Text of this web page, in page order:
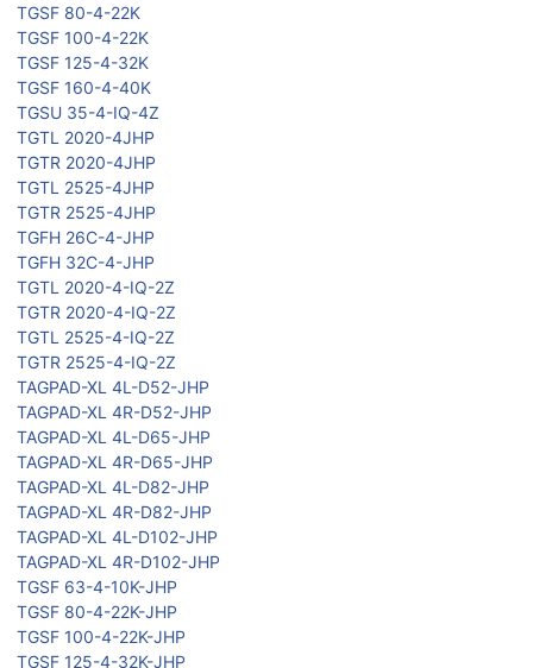
TGSF 80-4-22K
TGSF 100-4-22K
TGSF 125-4-32K
TGSF 160-4-40K
TGSU 35-4-IQ-4Z
TGTL 2020-4JHP
TGTR 2020-4JHP
TGTL 2525-4JHP
TGTR 2525-4JHP
TGFH 26C-4-JHP
TGFH 32C-4-JHP
TGTL 2020-4-IQ-2Z
TGTR 2020-4-IQ-2Z
TGTL 2525-4-IQ-2Z
TGTR 2525-4-IQ-2Z
TAGPAD-XL 4L-D52-JHP
TAGPAD-XL 4R-D52-JHP
TAGPAD-XL 4L-D65-JHP
TAGPAD-XL 4R-D65-JHP
TAGPAD-XL 4L-D82-JHP
TAGPAD-XL 4R-D82-JHP
TAGPAD-XL 4L-D102-JHP
TAGPAD-XL 4R-D102-JHP
TGSF 63-4-10K-JHP
TGSF 80-4-22K-JHP
TGSF 100-4-22K-JHP
TGSF 125-4-32K-JHP